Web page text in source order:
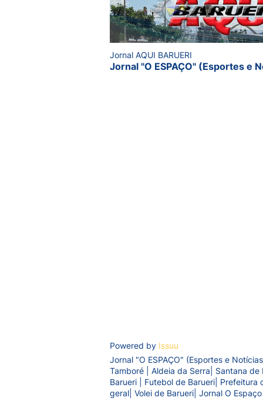
Jornal AQUI BARUERI
Jornal "O ESPAÇO" (Esportes e
Powered by Issuu
Jornal "O ESPAÇO" (Esportes e
Tamboré | Aldeia da Serra| Santana
Barueri | Futebol de Barueri|
geral| Volei de Barueri| Jornal O